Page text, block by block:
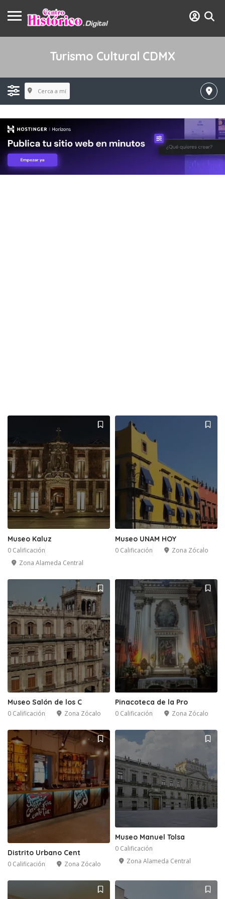
Turismo Cultural CDMX
Cerca a mí
Museo Kaluz
0 Calificación
Zona Alameda Central
Museo UNAM HOY
0 Calificación Zona Zócalo
Museo Salón de los C
0 Calificación Zona Zócalo
Pinacoteca de la Pro
0 Calificación Zona Zócalo
Distrito Urbano Cent
0 Calificación Zona Zócalo
Museo Manuel Tolsa
0 Calificación
Zona Alameda Central